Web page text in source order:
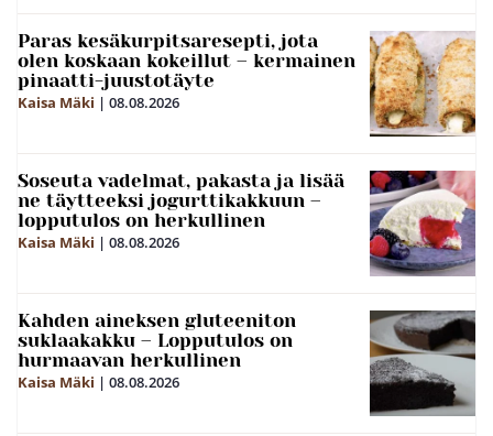
Paras kesäkurpitsaresepti, jota
olen koskaan kokeillut – kermainen
pinaatti-juustotäyte
Kaisa Mäki | 08.08.2026
Soseuta vadelmat, pakasta ja lisää
ne täytteeksi jogurttikakkuun –
lopputulos on herkullinen
Kaisa Mäki | 08.08.2026
Kahden aineksen gluteeniton
suklaakakku – Lopputulos on
hurmaavan herkullinen
Kaisa Mäki | 08.08.2026